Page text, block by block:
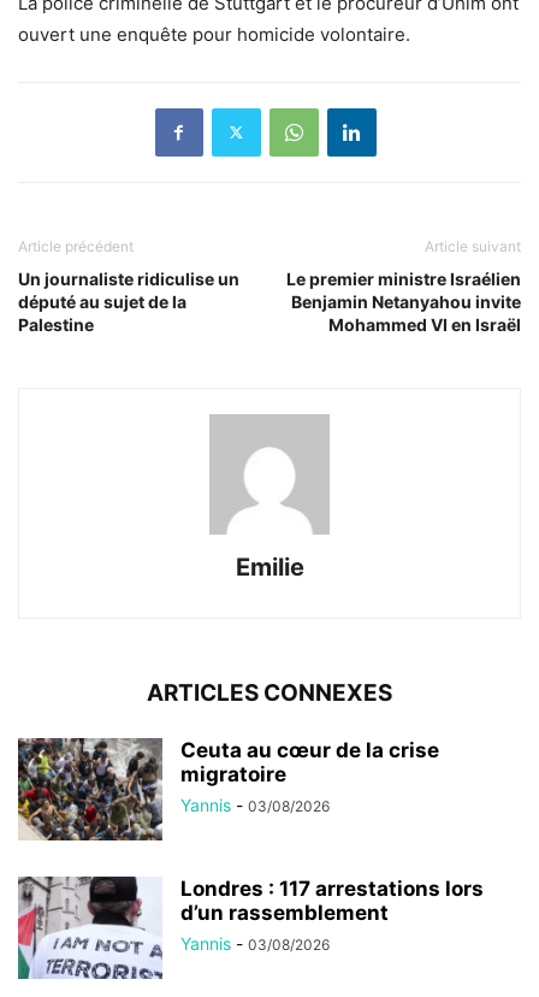
ouvert une enquête pour homicide volontaire.
Article précédent
Un journaliste ridiculise un
député au sujet de la
Palestine
Article suivant
Le premier ministre Israélien
Benjamin Netanyahou invite
Mohammed VI en Israël
Emilie
ARTICLES CONNEXES
Ceuta au cœur de la crise
migratoire
Yannis - 03/08/2026
Londres : 117 arrestations lors
d’un rassemblement
Yannis - 03/08/2026